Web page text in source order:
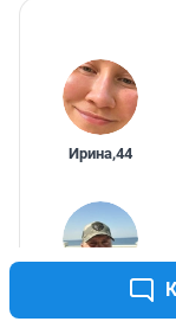
Ирина,44
Александр,